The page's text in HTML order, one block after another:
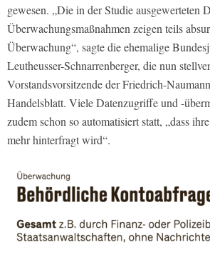
gewesen. „Die in der Studie ausgewerteten
Überwachungsmaßnahmen zeigen teils
Überwachung“, sagte die ehemalige
Leutheusser-Schnarrenberger, die nun
Vorstandsvorsitzende der Friedrich-
Handelsblatt. Viele Datenzugriffe und -
zudem schon so automatisiert statt, „dass
mehr hinterfragt wird“.